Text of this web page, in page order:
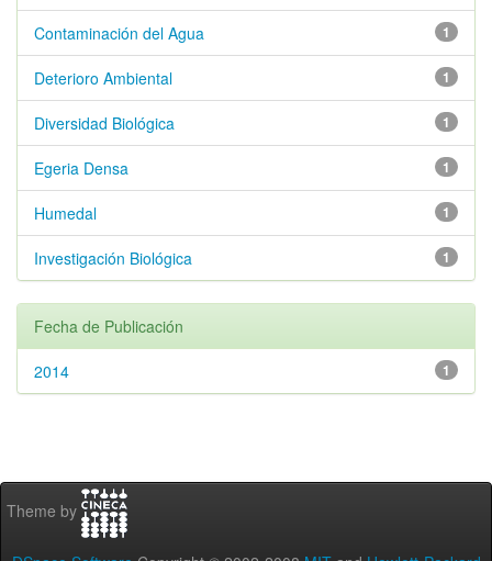
1
Contaminación del Agua
1
Deterioro Ambiental
1
Diversidad Biológica
1
Egeria Densa
1
Humedal
1
Investigación Biológica
Fecha de Publicación
1
2014
Theme by